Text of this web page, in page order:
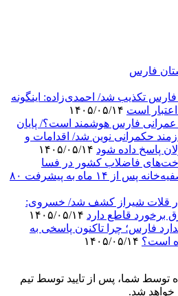
فارس
فارس تکذیب شد/ احمدی‌زاده: اینگونه
است
فارس هوشمند است؟/ پایان
حکمرانی نوین شد/ اقدامات و
پاسخ داده شود
فاضلاب کشور در فسا
کم‌نظیر است/ پروژه ملی تصفیه‌خانه پس از ۱۴ ماه به پیشرفت ۸۰
در قلات شیراز کشف شد/ خسروی:
برخورد قاطع دارد
فارس؛ چرا تاکنون پاسخی به
است؟
توسط شما، پس از تایید توسط تیم
شد.